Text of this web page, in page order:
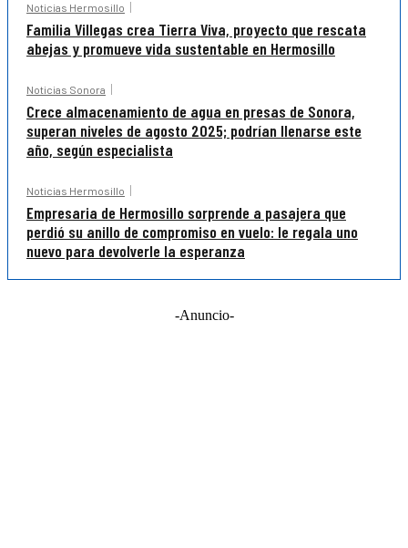
Noticias Hermosillo
Familia Villegas crea Tierra Viva, proyecto que rescata
abejas y promueve vida sustentable en Hermosillo
Noticias Sonora
Crece almacenamiento de agua en presas de Sonora,
superan niveles de agosto 2025; podrían llenarse este
año, según especialista
Noticias Hermosillo
Empresaria de Hermosillo sorprende a pasajera que
perdió su anillo de compromiso en vuelo: le regala uno
nuevo para devolverle la esperanza
-Anuncio-